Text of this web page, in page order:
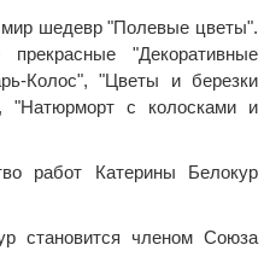
мир шедевр "Полевые цветы".
"Декоративные
Колос", "Цветы и березки
"Натюрморт с колосками и
работ Катерины Белокур
становится членом Союза